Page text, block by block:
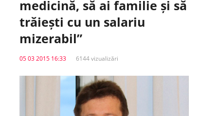
Centrul PAS
medicină, să ai familie și să
trăiești cu un salariu
mizerabil”
05 03 2015 16:33 6144 vizualizări